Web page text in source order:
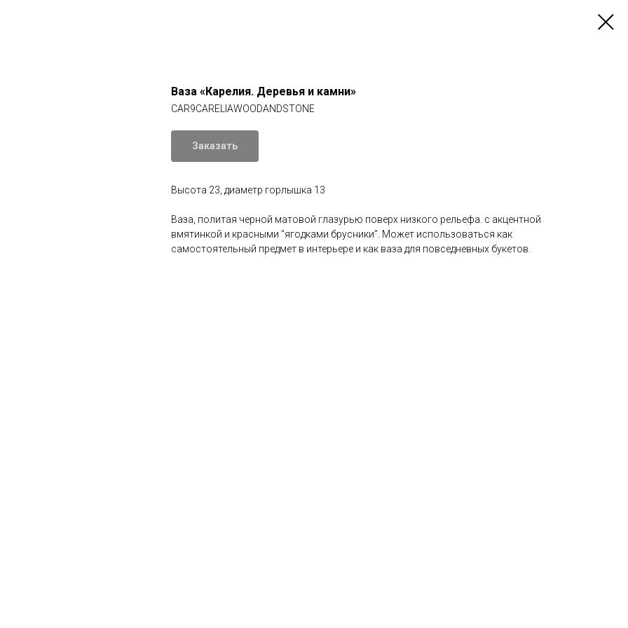
Ваза «Карелия. Деревья и камни»
CAR9CARELIAWOODANDSTONE
Заказать
Высота 23, диаметр горлышка 13
Ваза, политая черной матовой глазурью поверх низкого рельефа. с акцентной
вмятинкой и красными "ягодками брусники". Может использоваться как
самостоятельный предмет в интерьере и как ваза для повседневных букетов.